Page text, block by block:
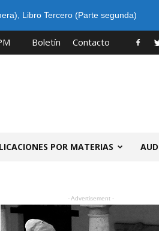
Libro Tercero (Parte segunda)
Boletín Contacto
POR MATERIAS
- Advertisement -